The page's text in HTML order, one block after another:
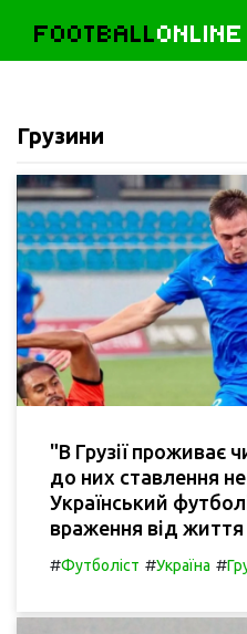
FOOTBALLONLINE
Грузини
"В Грузії проживає
до них ставлення
Український
враження від життя
#Футболіст #Україна #